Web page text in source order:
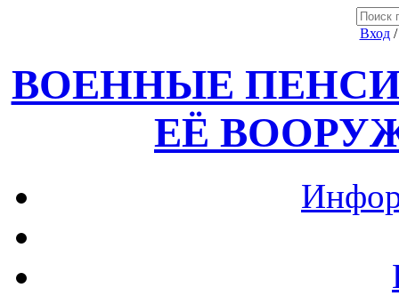
Вход
ВОЕННЫЕ
ЕЁ